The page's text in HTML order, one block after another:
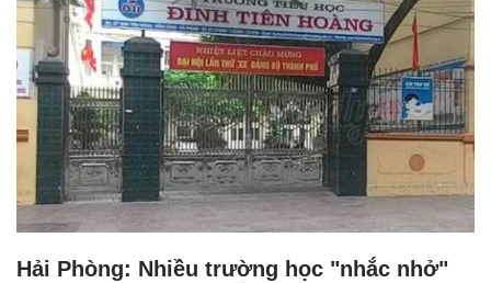
Hải Phòng: Nhiều trường học "nhắc nhở"